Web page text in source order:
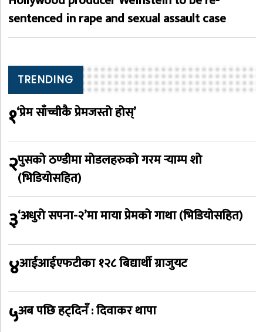
sentenced in rape and sexual assault case
TRENDING
१‘प्रेम साँच्चीकै प्रेमजस्तो होस्’
२पुसको ठण्डीमा मोडलहरुको गरम र्‍याम्प शो
(भिडियोसहित)
३‘अधुरो सपना-२’मा माया प्रेमको गाथा (भिडियोसहित)
४आईआईएफटीका १२८ बिद्यार्थी ग्राजुयट
५अब पछि हट्दिनँ : दिवाकर थापा